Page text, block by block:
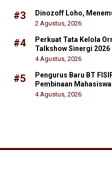
#3 Dinozoff Loho,
2 Agustus, 2026
#4
Perkuat Tata Kelola
Talkshow Sinergi 2026
4 Agustus, 2026
#5
Pengurus Baru BT
Pembinaan
4 Agustus, 2026